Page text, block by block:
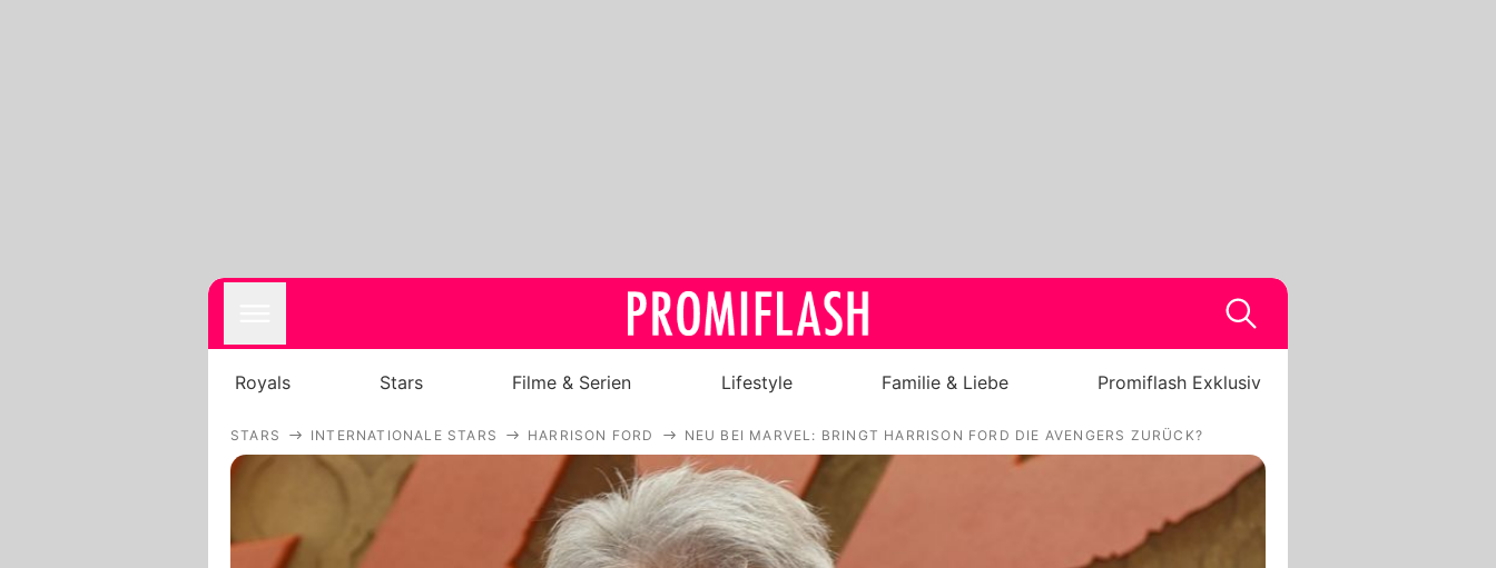
Royals
Stars
Filme & Serien
Royals Stars Filme & Serien Lifestyle Familie & Liebe Promiflash Exklusiv
STARS INTERNATIONALE STARS HARRISON FORD NEU BEI MARVEL: BRINGT HARRISON FORD DIE AVENGERS ZURÜCK?